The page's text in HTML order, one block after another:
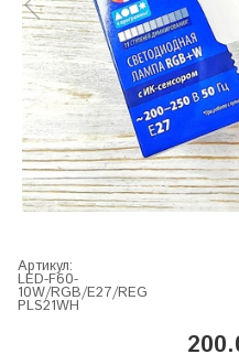
Артикул:
LED-F60-
10W/RGB/E27/REG
PLS21WH